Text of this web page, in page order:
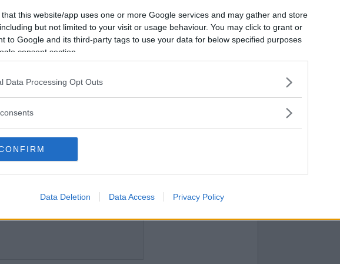
that this website/app uses one or more Google services and may gather and store
but not limited to your visit or usage behaviour. You may click to grant or
to Google and its third-party tags to use your data for below specified purposes
consent section.
Data Processing Opt Outs
Data Deletion Data Access Privacy Policy
Vill du bli
medlem?